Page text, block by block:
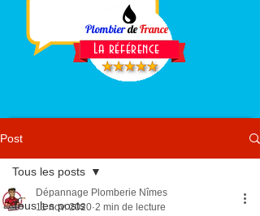
PlombierdeFrance
La référence
Post
Tous les posts
Tous les posts
Dépannage Plomberie Nîmes
11 nov. 2020 2 min de lecture